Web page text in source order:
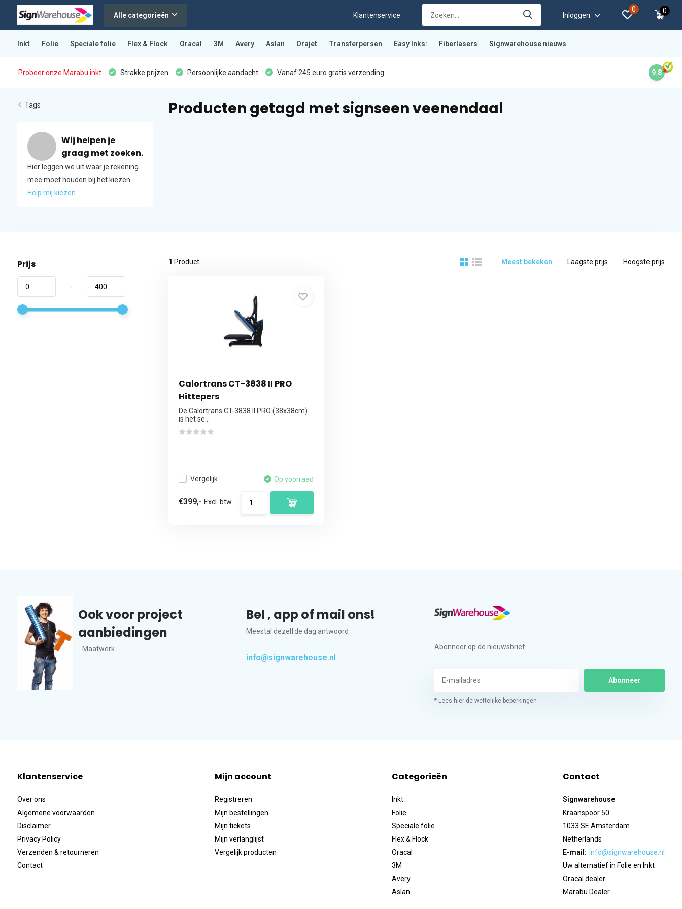
Alle categorieën Klantenservice Inloggen
0 0
Inkt Folie Speciale folie Flex & Flock Oracal 3M Avery Aslan Orajet Transferpersen Easy Inks: Fiberlasers Signwarehouse nieuws
Probeer onze Marabu inkt Strakke prijzen Persoonlijke aandacht Vanaf 245 euro gratis verzending 9.8
Tags
Wij helpen je
graag met zoeken.
Hier leggen we uit waar je rekening
mee moet houden bij het kiezen.
Help mij kiezen
Producten getagd met signseen veenendaal
Prijs
-
1 Product Meest bekeken Laagste prijs Hoogste prijs
Calortrans CT-3838 II PRO
Hittepers
De Calortrans CT-3838 II PRO (38x38cm)
is het se...
Vergelijk Op voorraad
€399,- Excl. btw
Ook voor project
aanbiedingen
- Maatwerk
Bel , app of mail ons!
Meestal dezelfde dag antwoord
info@signwarehouse.nl
Abonneer op de nieuwsbrief
Abonneer
* Lees hier de wettelijke beperkingen
Klantenservice
Over ons
Algemene voorwaarden
Disclaimer
Privacy Policy
Verzenden & retourneren
Contact
Mijn account
Registreren
Mijn bestellingen
Mijn tickets
Mijn verlanglijst
Vergelijk producten
Categorieën
Inkt
Folie
Speciale folie
Flex & Flock
Oracal
3M
Avery
Aslan
Contact
Signwarehouse
Kraanspoor 50
1033 SE Amsterdam
Netherlands
E-mail: info@signwarehouse.nl
Uw alternatief in Folie en Inkt
Oracal dealer
Marabu Dealer